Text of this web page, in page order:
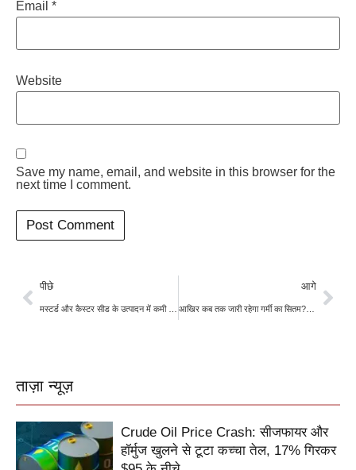
Email *
Website
Save my name, email, and website in this browser for the
next time I comment.
पीछे
मस्टर्ड और कैस्टर सीड के उत्पादन में कमी की वजह से मई में भारत के तेल का निर्यात 31% घटा
आगे
आखिर कब तक जारी रहेगा गर्मी का सितम? IMD ने जारी किया मौसम का अपडेट
ताज़ा न्यूज़
Crude Oil Price Crash: सीजफायर और
हॉर्मुज खुलने से टूटा कच्चा तेल, 17% गिरकर